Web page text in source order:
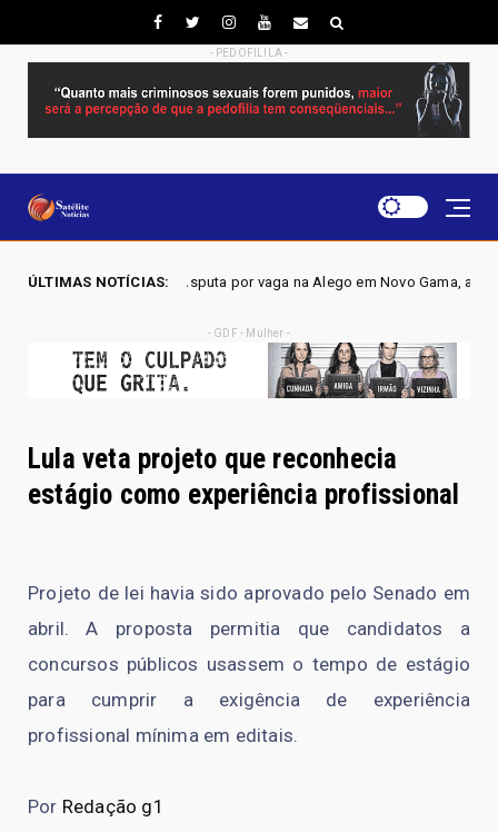
- PEDOFILILA -
ÚLTIMAS NOTÍCIAS:
disputa por vaga na Alego em Novo Gama, aponta pesquisa IGAPE
- GDF - Mulher -
Lula veta projeto que reconhecia
estágio como experiência profissional
Projeto de lei havia sido aprovado pelo Senado em
abril. A proposta permitia que candidatos a
concursos públicos usassem o tempo de estágio
para cumprir a exigência de experiência
profissional mínima em editais.
Por Redação g1